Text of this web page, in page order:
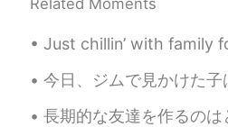
Related Moments
Just chillin’ with family for the first time in forever
今日、ジムで見かけた子は、間違いなく初心者でした。彼は、私がトレーニングを始めたときと同じサイズでした。彼は、私
長期的な友達を作るのはとても難しいやねん！！ なぜ私はいつも会話を続けなければならないの、、、 （＞＜） また